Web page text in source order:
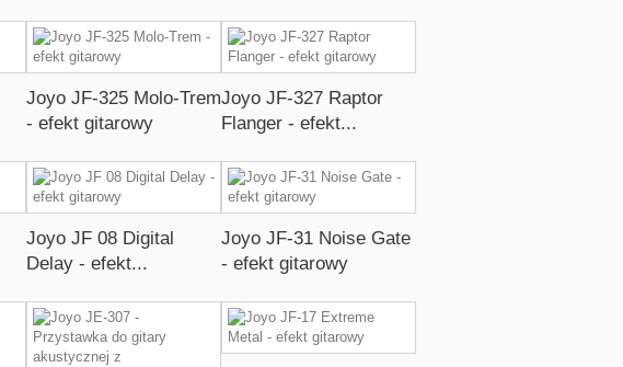
Joyo JF-325 Molo-Trem
- efekt gitarowy
Joyo JF-327 Raptor
Flanger - efekt...
Joyo JF 08 Digital
Delay - efekt...
Joyo JF-31 Noise Gate
- efekt gitarowy